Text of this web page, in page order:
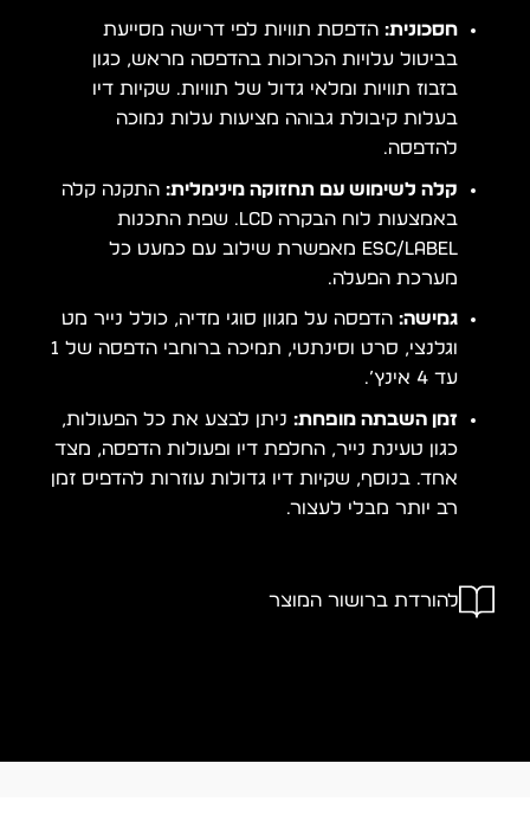
חסכונית:הדפסת תוויות לפי דרישה מסייעת
בביטול עלויות הכרוכות בהדפסה מראש, כגון
בזבוז תוויות ומלאי גדול של תוויות. שקיות דיו
בעלות קיבולת גבוהה מציעות עלות נמוכה
להדפסה.
קלה לשימוש עם תחזוקה מינימלית:התקנה קלה
באמצעות לוח הבקרה LCD. שפת התכנות
ESC/Label מאפשרת שילוב עם כמעט כל
מערכת הפעלה.
גמישה:הדפסה על מגוון סוגי מדיה, כולל נייר מט
וגלנצי, סרט וסינתטי, תמיכה ברוחבי הדפסה של 1
עד 4 אינץ’.
זמן השבתה מופחת:ניתן לבצע את כל הפעולות,
כגון טעינת נייר, החלפת דיו ופעולות הדפסה, מצד
אחד. בנוסף, שקיות דיו גדולות עוזרות להדפיס זמן
רב יותר מבלי לעצור.
להורדת ברושור המוצר